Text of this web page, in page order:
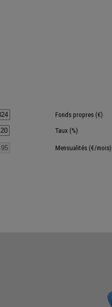
Fonds propres (€)
Taux (%)
Mensualités (€/mois)